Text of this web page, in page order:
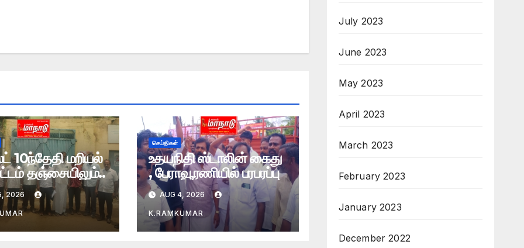
10ந்தேதி மறியல்
தஞ்சையிலும்..
2026
செய்திகள்
உதயநிதி ஸ்டாலின் கைது
, பேராவூரணியில் பரபரப்பு
AUG 4, 2026
K.RAMKUMAR
July 2023
June 2023
May 2023
April 2023
March 2023
February 2023
January 2023
December 2022